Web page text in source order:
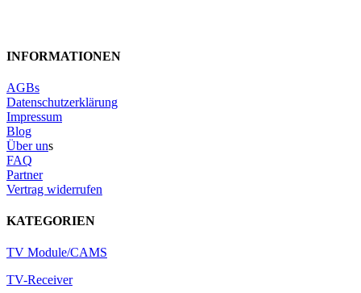
INFORMATIONEN
AGBs
Datenschutzerklärung
Impressum
Blog
Über uns
FAQ
Partner
Vertrag widerrufen
KATEGORIEN
TV Module/CAMS
TV-Receiver